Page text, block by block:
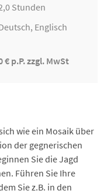
Stunden
Englisch
€ p.P. zzgl. MwSt
wie ein Mosaik über
der gegnerischen
Sie die Jagd
Führen Sie Ihre
Sie z.B. in den